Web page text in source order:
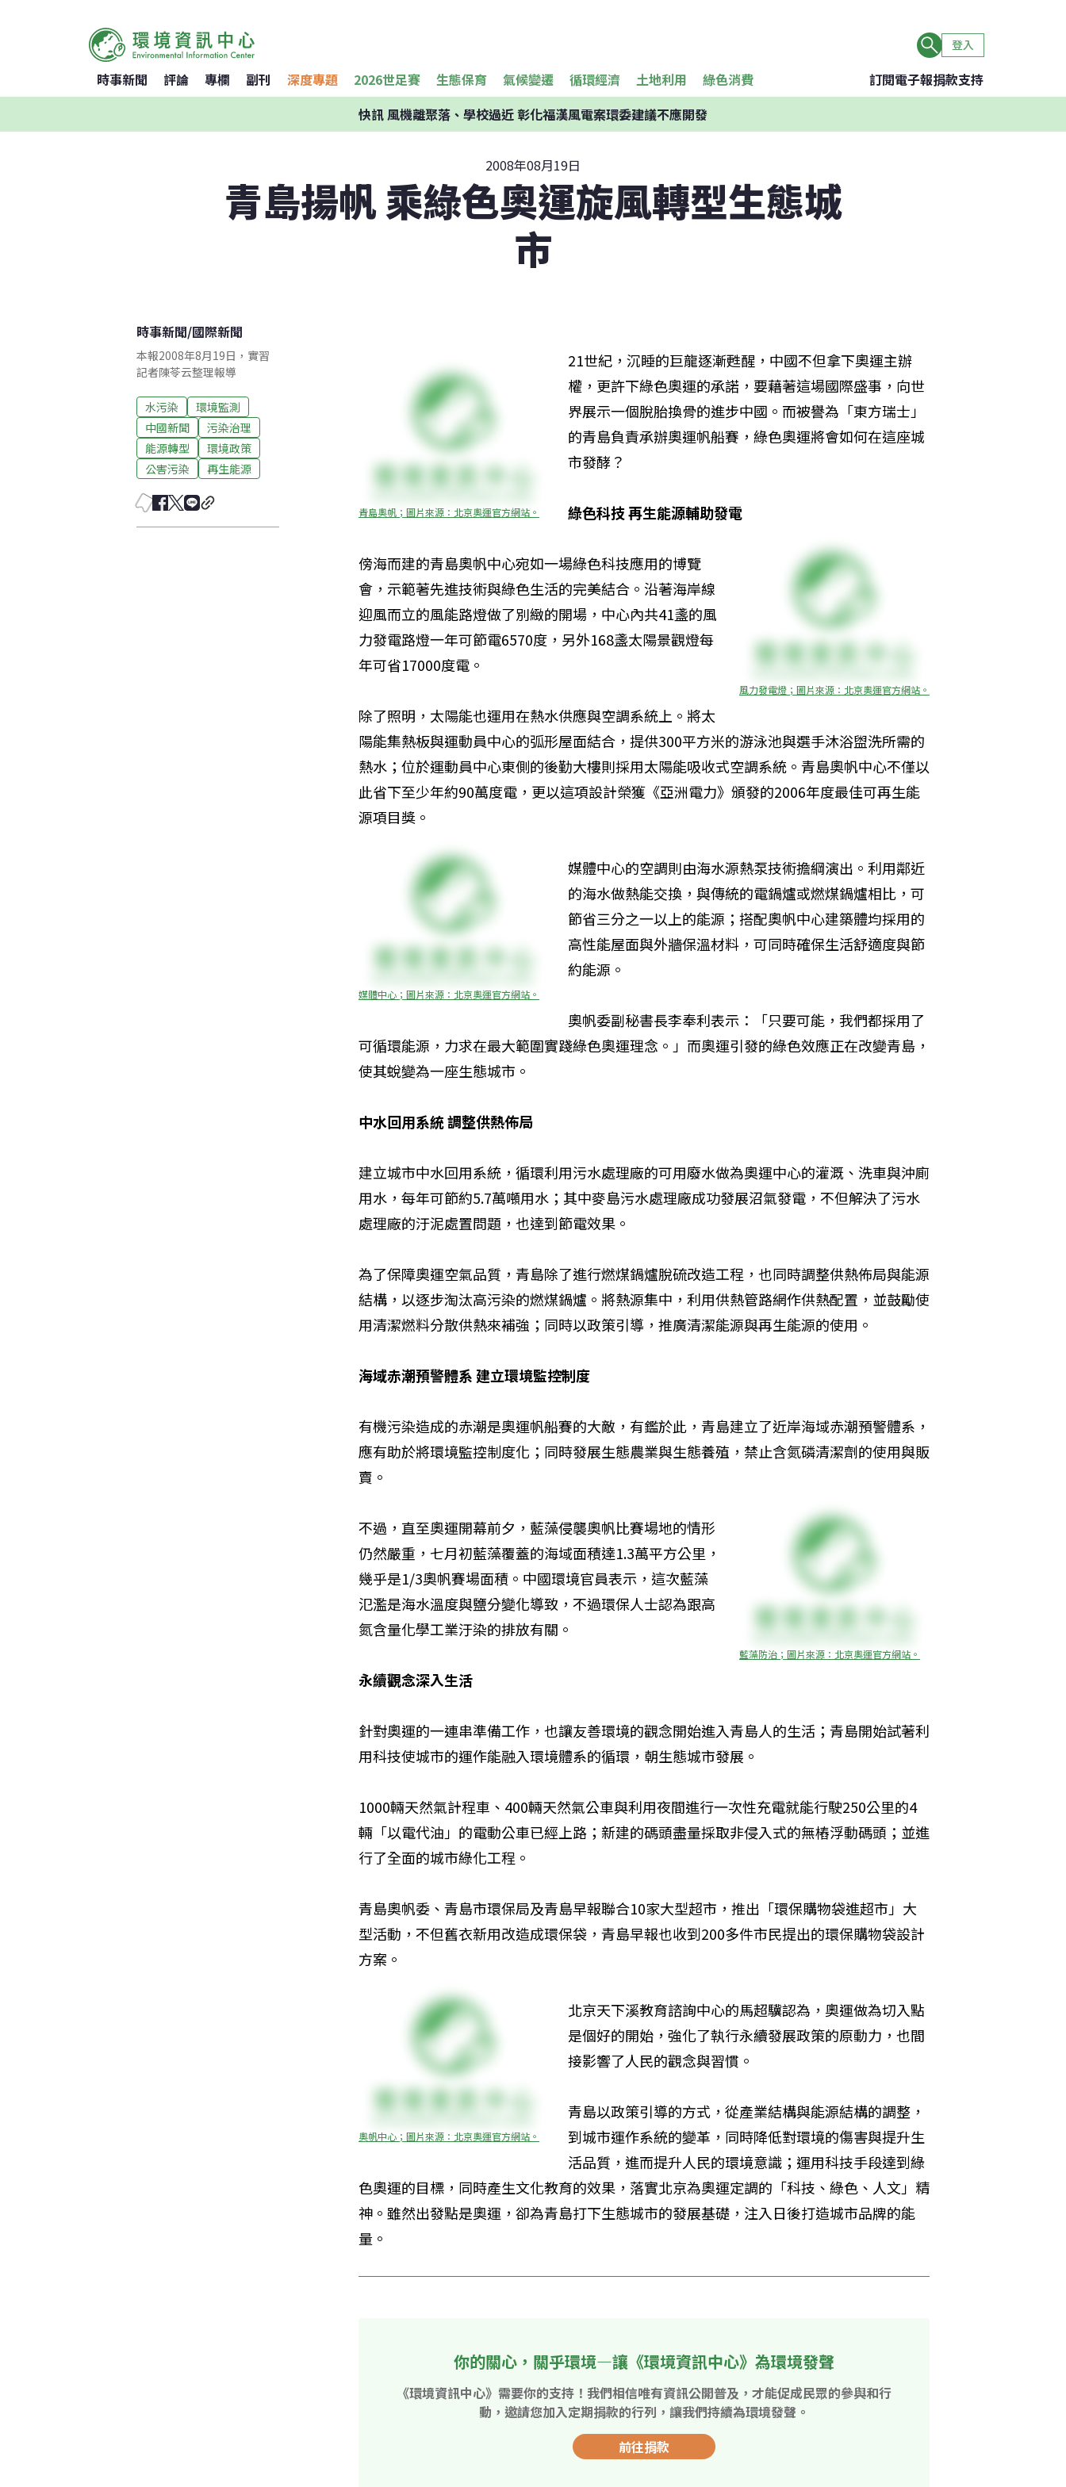
登入
時事新聞 評論 專欄 副刊 深度專題 2026世足賽 生態保育 氣候變遷 循環經濟 土地利用 綠色消費 訂閱電子報捐款支持
快訊風機離聚落、學校過近 彰化福漢風電案環委建議不應開發
2008年08月19日
青島揚帆 乘綠色奧運旋風轉型生態城
市
時事新聞/國際新聞
本報2008年8月19日，實習
記者陳苓云整理報導
水污染
環境監測
中國新聞
污染治理
能源轉型
環境政策
公害污染
再生能源
青島奧帆；圖片來源：北京奧運官方網站。
21世紀，沉睡的巨龍逐漸甦醒，中國不但拿下奧運主辦
權，更許下綠色奧運的承諾，要藉著這場國際盛事，向世
界展示一個脫胎換骨的進步中國。而被譽為「東方瑞士」
的青島負責承辦奧運帆船賽，綠色奧運將會如何在這座城
市發酵？
綠色科技 再生能源輔助發電
風力發電燈；圖片來源：北京奧運官方網站。
傍海而建的青島奧帆中心宛如一場綠色科技應用的博覽
會，示範著先進技術與綠色生活的完美結合。沿著海岸線
迎風而立的風能路燈做了別緻的開場，中心內共41盞的風
力發電路燈一年可節電6570度，另外168盞太陽景觀燈每
年可省17000度電。
除了照明，太陽能也運用在熱水供應與空調系統上。將太
陽能集熱板與運動員中心的弧形屋面結合，提供300平方米的游泳池與選手沐浴盥洗所需的
熱水；位於運動員中心東側的後勤大樓則採用太陽能吸收式空調系統。青島奧帆中心不僅以
此省下至少年約90萬度電，更以這項設計榮獲《亞洲電力》頒發的2006年度最佳可再生能
源項目獎。
媒體中心；圖片來源：北京奧運官方網站。
媒體中心的空調則由海水源熱泵技術擔綱演出。利用鄰近
的海水做熱能交換，與傳統的電鍋爐或燃煤鍋爐相比，可
節省三分之一以上的能源；搭配奧帆中心建築體均採用的
高性能屋面與外牆保溫材料，可同時確保生活舒適度與節
約能源。
奧帆委副秘書長李奉利表示：「只要可能，我們都採用了
可循環能源，力求在最大範圍實踐綠色奧運理念。」而奧運引發的綠色效應正在改變青島，
使其蛻變為一座生態城市。
中水回用系統 調整供熱佈局
建立城市中水回用系統，循環利用污水處理廠的可用廢水做為奧運中心的灌溉、洗車與沖廁
用水，每年可節約5.7萬噸用水；其中麥島污水處理廠成功發展沼氣發電，不但解決了污水
處理廠的汙泥處置問題，也達到節電效果。
為了保障奧運空氣品質，青島除了進行燃煤鍋爐脫硫改造工程，也同時調整供熱佈局與能源
結構，以逐步淘汰高污染的燃煤鍋爐。將熱源集中，利用供熱管路網作供熱配置，並鼓勵使
用清潔燃料分散供熱來補強；同時以政策引導，推廣清潔能源與再生能源的使用。
海域赤潮預警體系 建立環境監控制度
有機污染造成的赤潮是奧運帆船賽的大敵，有鑑於此，青島建立了近岸海域赤潮預警體系，
應有助於將環境監控制度化；同時發展生態農業與生態養殖，禁止含氮磷清潔劑的使用與販
賣。
藍藻防治；圖片來源：北京奧運官方網站。
不過，直至奧運開幕前夕，藍藻侵襲奧帆比賽場地的情形
仍然嚴重，七月初藍藻覆蓋的海域面積達1.3萬平方公里，
幾乎是1/3奧帆賽場面積。中國環境官員表示，這次藍藻
氾濫是海水溫度與鹽分變化導致，不過環保人士認為跟高
氮含量化學工業汙染的排放有關。
永續觀念深入生活
針對奧運的一連串準備工作，也讓友善環境的觀念開始進入青島人的生活；青島開始試著利
用科技使城市的運作能融入環境體系的循環，朝生態城市發展。
1000輛天然氣計程車、400輛天然氣公車與利用夜間進行一次性充電就能行駛250公里的4
輛「以電代油」的電動公車已經上路；新建的碼頭盡量採取非侵入式的無樁浮動碼頭；並進
行了全面的城市綠化工程。
青島奧帆委、青島市環保局及青島早報聯合10家大型超市，推出「環保購物袋進超市」大
型活動，不但舊衣新用改造成環保袋，青島早報也收到200多件市民提出的環保購物袋設計
方案。
奧帆中心；圖片來源：北京奧運官方網站。
北京天下溪教育諮詢中心的馬超驥認為，奧運做為切入點
是個好的開始，強化了執行永續發展政策的原動力，也間
接影響了人民的觀念與習慣。
青島以政策引導的方式，從產業結構與能源結構的調整，
到城市運作系統的變革，同時降低對環境的傷害與提升生
活品質，進而提升人民的環境意識；運用科技手段達到綠
色奧運的目標，同時產生文化教育的效果，落實北京為奧運定調的「科技、綠色、人文」精
神。雖然出發點是奧運，卻為青島打下生態城市的發展基礎，注入日後打造城市品牌的能
量。
你的關心，關乎環境—讓《環境資訊中心》為環境發聲
《環境資訊中心》需要你的支持！我們相信唯有資訊公開普及，才能促成民眾的參與和行
動，邀請您加入定期捐款的行列，讓我們持續為環境發聲。
前往捐款